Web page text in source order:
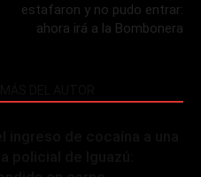
estafaron y no pudo entrar:
ahora irá a la Bombonera